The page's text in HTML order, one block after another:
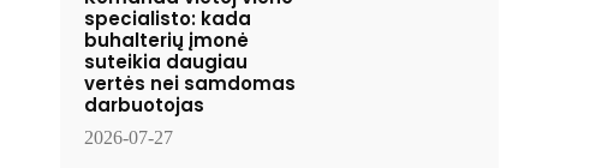
specialisto: kada
buhalterių įmonė
suteikia daugiau
vertės nei samdomas
darbuotojas
2026-07-27